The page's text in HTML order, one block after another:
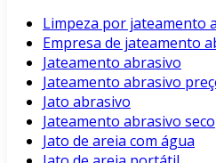
Limpeza por jateamento
Empresa de jateamento
Jateamento abrasivo
Jateamento abrasivo
Jato abrasivo
Jateamento abrasivo seco
Jato de areia com água